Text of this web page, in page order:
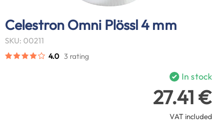
Celestron Omni Plössl 4 mm
SKU: 00211
4.0 3 rating
In stock
27.41 €
VAT included